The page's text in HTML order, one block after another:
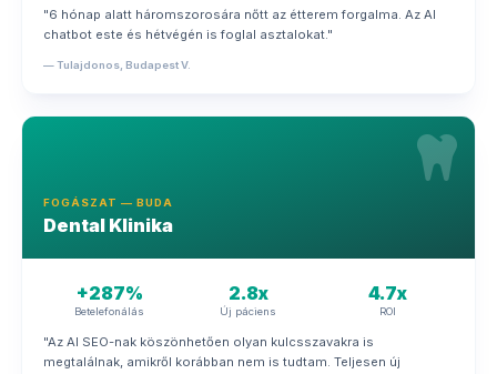
"6 hónap alatt háromszorosára nőtt az étterem forgalma. Az AI
chatbot este és hétvégén is foglal asztalokat."
— Tulajdonos, Budapest V.
FOGÁSZAT — BUDA
Dental Klinika
+287%
Betelefonálás
2.8x
Új páciens
4.7x
ROI
"Az AI SEO-nak köszönhetően olyan kulcsszavakra is
megtalálnak, amikről korábban nem is tudtam. Teljesen új